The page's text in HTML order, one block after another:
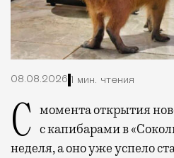
08.08.2026 1 мин. чтения
С момента открытия нового контактного кафе с капибарами в
неделя, а оно уже успело